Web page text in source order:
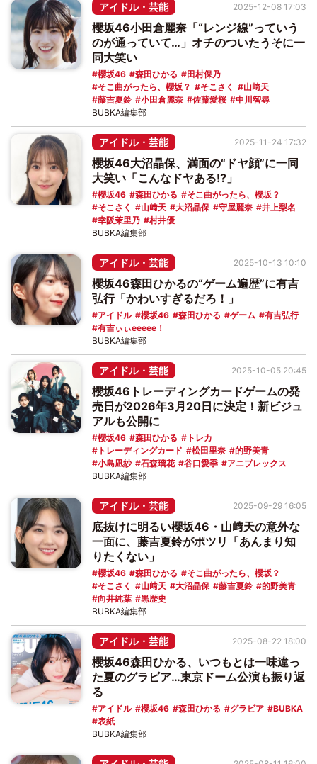
アイドル・芸能
櫻坂46小田倉麗奈「“レンジ線”っていう
のが通っていて…」オチのついたうそに一
同大笑い
櫻坂46 森田ひかる
田村保乃
そこ曲がったら、櫻坂？
そこさく
山﨑天
藤吉夏鈴
小田倉麗奈 佐藤愛桜 中川智尋
2025-12-08 17:03
BUBKA編集部
アイドル・芸能
櫻坂46大沼晶保、満面の“ドヤ顔”に一同
大笑い「こんなドヤある!?」
櫻坂46 森田ひかる
そこ曲がったら、櫻坂？
そこさく
山﨑天 大沼晶保 守屋麗奈
井上梨名
幸阪茉里乃
村井優
2025-11-24 17:32
BUBKA編集部
アイドル・芸能
櫻坂46森田ひかるの“ゲーム遍歴”に有吉
弘行「かわいすぎるだろ！」
アイドル 櫻坂46 森田ひかる ゲーム
有吉弘行
有吉ぃぃeeeee！
2025-10-13 10:10
BUBKA編集部
アイドル・芸能
櫻坂46トレーディングカードゲームの発
売日が2026年3月20日に決定！新ビジュ
アルも公開に
櫻坂46 森田ひかる
トレカ
トレーディングカード
松田里奈
的野美青
小島凪紗
石森璃花 谷口愛季 アニプレックス
2025-10-05 20:45
BUBKA編集部
アイドル・芸能
底抜けに明るい櫻坂46・山﨑天の意外な
一面に、藤吉夏鈴がポツリ「あんまり知
りたくない」
櫻坂46 森田ひかる
そこ曲がったら、櫻坂？
そこさく
山﨑天 大沼晶保 藤吉夏鈴
的野美青
向井純葉
黒歴史
2025-09-29 16:05
BUBKA編集部
アイドル・芸能
櫻坂46森田ひかる、いつもとは一味違っ
た夏のグラビア…東京ドーム公演も振り返
る
アイドル 櫻坂46 森田ひかる グラビア
BUBKA
表紙
2025-08-22 18:00
BUBKA編集部